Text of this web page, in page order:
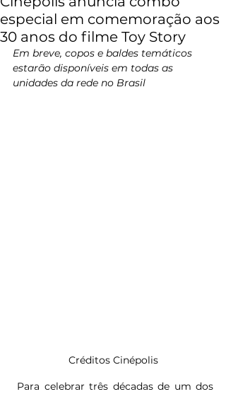
especial em comemoração aos
30 anos do filme Toy Story
Em breve, copos e baldes temáticos
estarão disponíveis em todas as
unidades da rede no Brasil
Créditos Cinépolis
Para celebrar três décadas de um dos